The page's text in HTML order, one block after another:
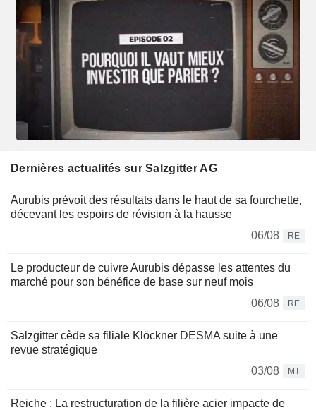
Dernières actualités sur Salzgitter AG
Aurubis prévoit des résultats dans le haut de sa fourchette,
décevant les espoirs de révision à la hausse
06/08
RE
Le producteur de cuivre Aurubis dépasse les attentes du
marché pour son bénéfice de base sur neuf mois
06/08
RE
Salzgitter cède sa filiale Klöckner DESMA suite à une
revue stratégique
03/08
MT
Reiche : La restructuration de la filière acier impacte de